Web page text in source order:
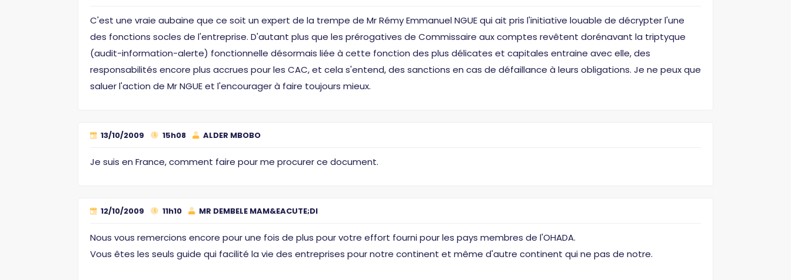
C'est une vraie aubaine que ce soit un expert de la trempe de Mr Rémy Emmanuel NGUE qui ait pris l'initiative louable de décrypter l'une
des fonctions socles de l'entreprise. D'autant plus que les prérogatives de Commissaire aux comptes revêtent dorénavant la triptyque
(audit-information-alerte) fonctionnelle désormais liée à cette fonction des plus délicates et capitales entraine avec elle, des
responsabilités encore plus accrues pour les CAC, et cela s'entend, des sanctions en cas de défaillance à leurs obligations. Je ne peux que
saluer l'action de Mr NGUE et l'encourager à faire toujours mieux.
13/10/2009 15h08 ALDER MBOBO
Je suis en France, comment faire pour me procurer ce document.
12/10/2009 11h10 MR DEMBELE MAM&EACUTE;DI
Nous vous remercions encore pour une fois de plus pour votre effort fourni pour les pays membres de l'OHADA.
Vous êtes les seuls guide qui facilité la vie des entreprises pour notre continent et même d'autre continent qui ne pas de notre.